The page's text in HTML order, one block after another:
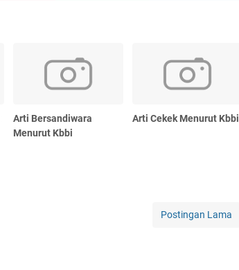
Arti Bersandiwara
Menurut Kbbi
Arti Cekek Menurut Kbbi
Postingan Lama